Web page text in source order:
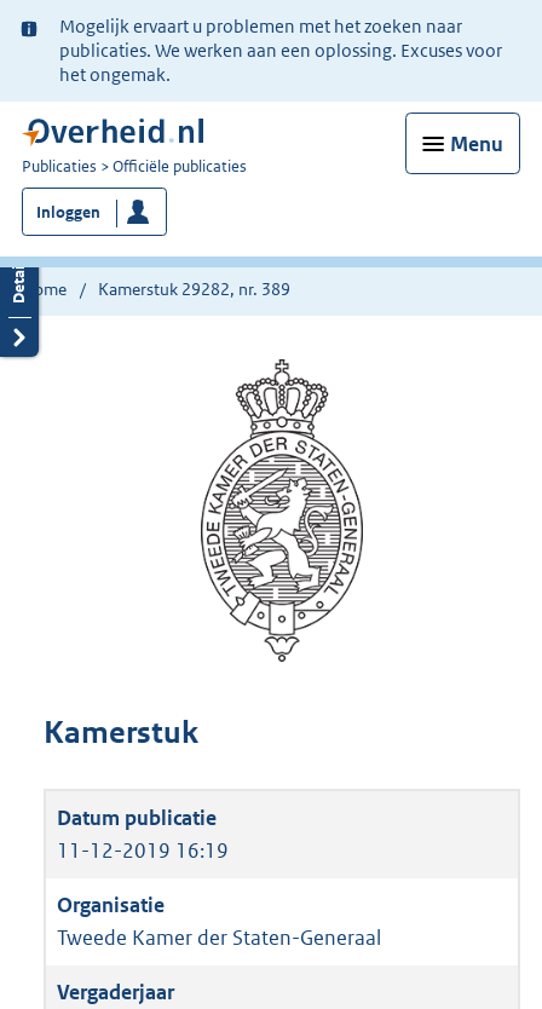
Ter
informatie:
Mogelijk ervaart u problemen met het zoeken naar
publicaties. We werken aan een oplossing. Excuses voor
het ongemak.
Menu
U
bent
nu
hier:
Publicaties Officiële publicaties
Inloggen
Home Kamerstuk 29282, nr. 389
Kamerstuk
11-12-2019 16:19
Tweede Kamer der Staten-Generaal